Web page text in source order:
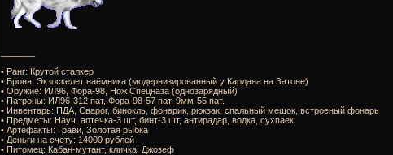
• Ранг: Крутой сталкер
• Броня: Экзоскелет наёмника (модернизированный у Кардана на Затоне)
• Оружие: ИЛ96, Фора-98, Нож Спецназа (однозарядный)
• Патроны: ИЛ96-312 пат, Фора-98-57 пат, 9мм-55 пат.
• Инвентарь: ПДА, Сварог, бинокль, фонарик, рюкзак, спальный мешок, встроеный фонарь
• Предметы: Науч. аптечка-3 шт, бинт-3 шт, антирадар, водка, сухпаек.
• Артефакты: Грави, Золотая рыбка
• Деньги на счету: 14000 рублей
• Питомец: Кабан-мутант, кличка: Джозеф